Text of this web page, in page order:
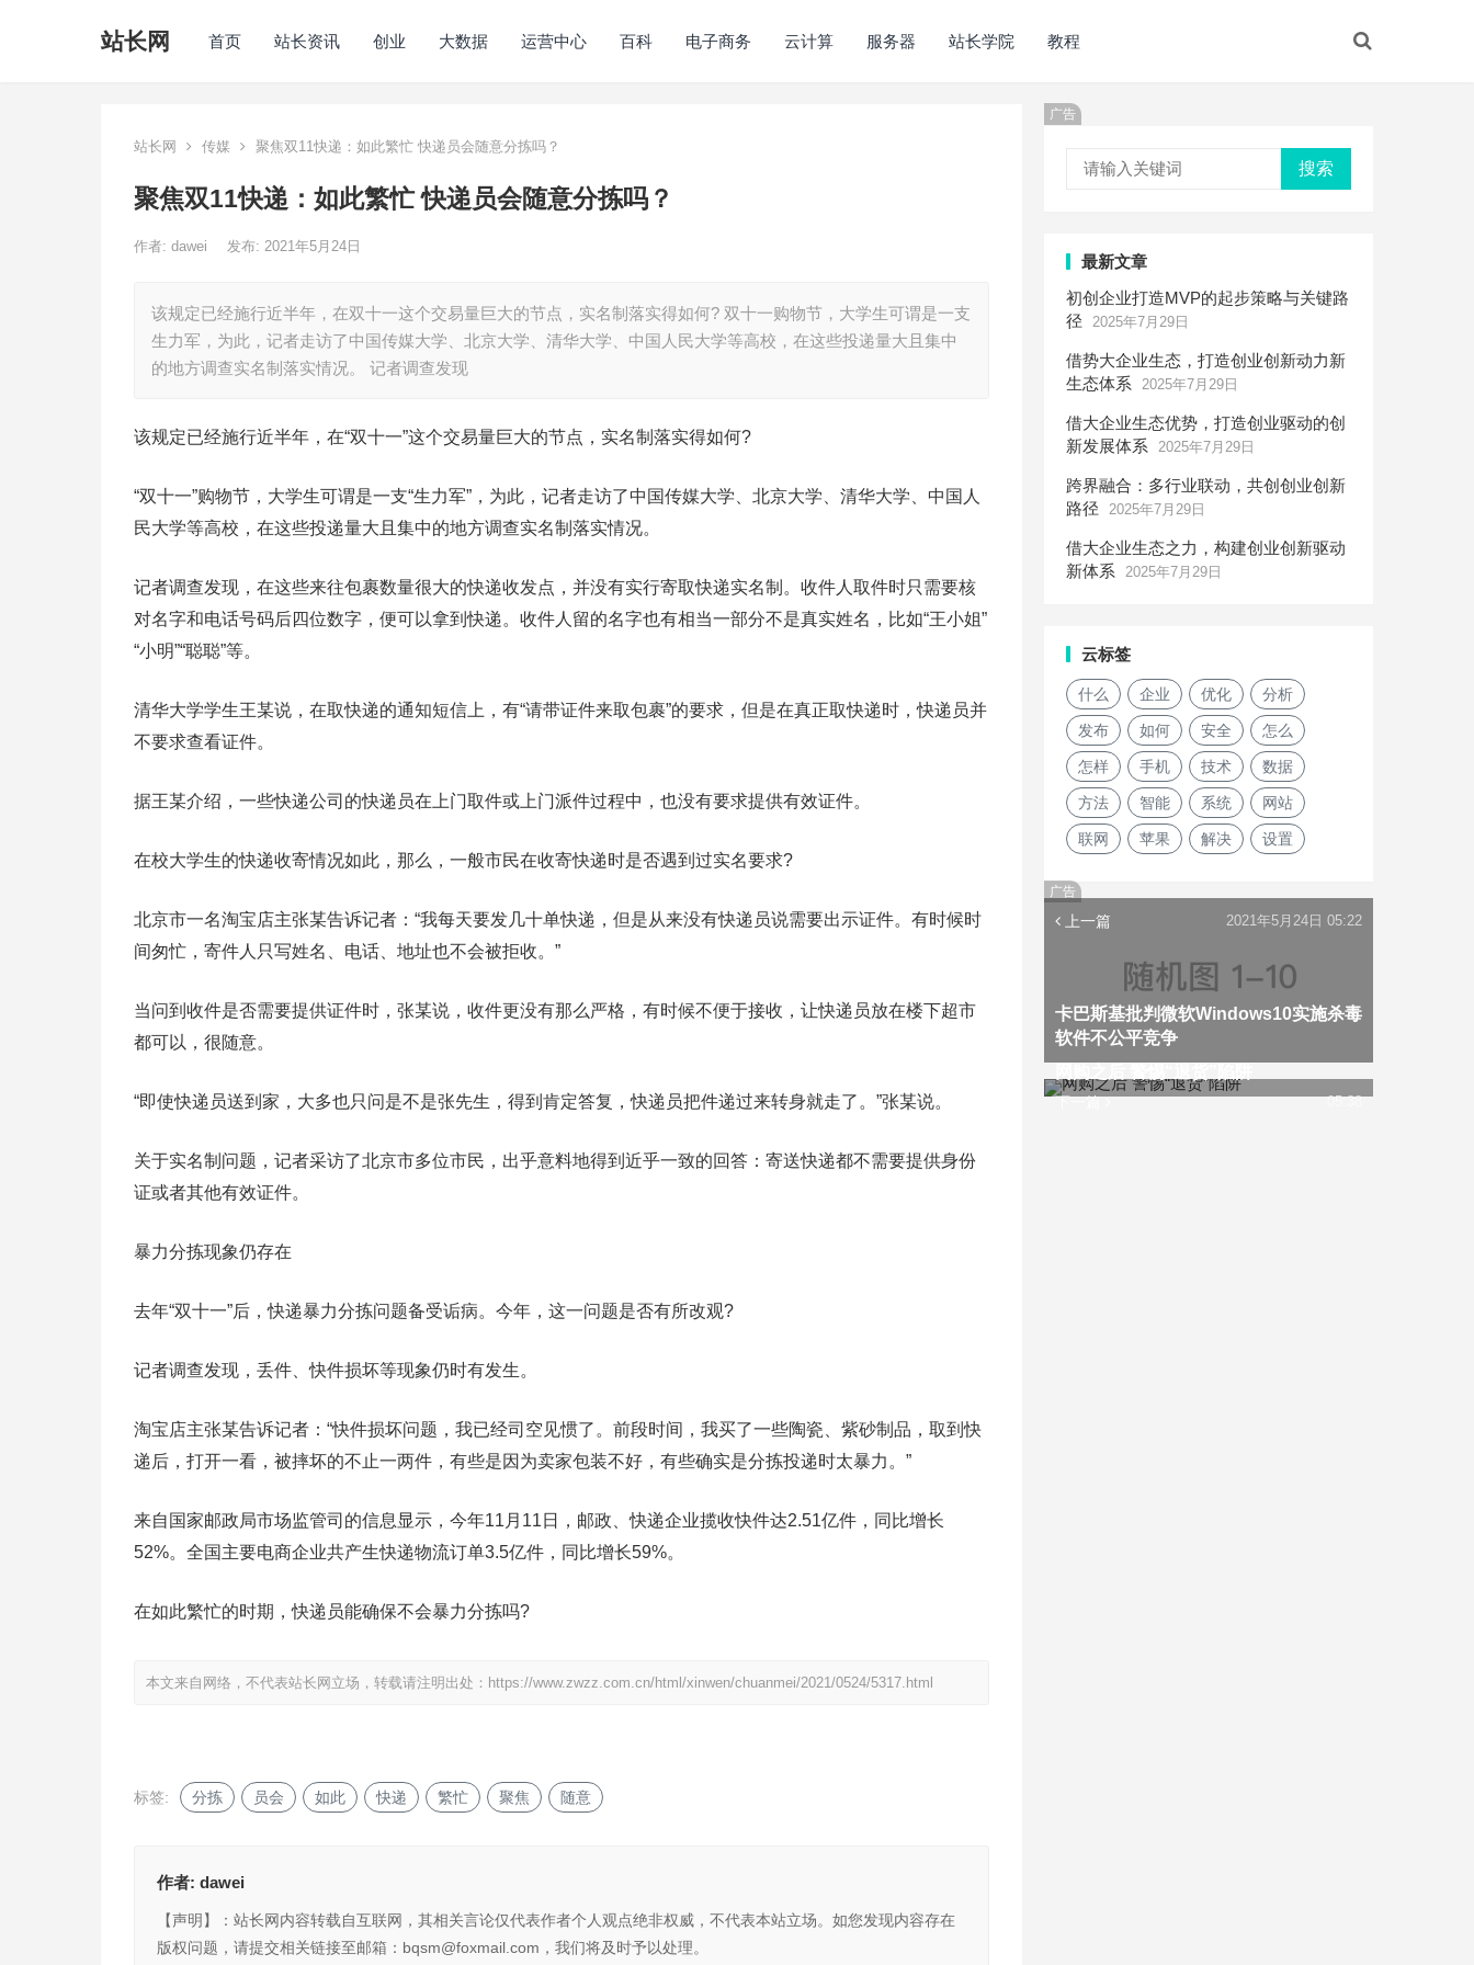
站长网 首页 站长资讯 创业 大数据 运营中心 百科 电子商务 云计算 服务器 站长学院 教程
站长网 传媒 聚焦双11快递：如此繁忙 快递员会随意分拣吗？
聚焦双11快递：如此繁忙 快递员会随意分拣吗？
作者: dawei 发布: 2021年5月24日
该规定已经施行近半年，在双十一这个交易量巨大的节点，实名制落实得如何? 双十一购物节，大学生可谓是一支
生力军，为此，记者走访了中国传媒大学、北京大学、清华大学、中国人民大学等高校，在这些投递量大且集中
的地方调查实名制落实情况。 记者调查发现
该规定已经施行近半年，在“双十一”这个交易量巨大的节点，实名制落实得如何?
“双十一”购物节，大学生可谓是一支“生力军”，为此，记者走访了中国传媒大学、北京大学、清华大学、中国人
民大学等高校，在这些投递量大且集中的地方调查实名制落实情况。
记者调查发现，在这些来往包裹数量很大的快递收发点，并没有实行寄取快递实名制。收件人取件时只需要核
对名字和电话号码后四位数字，便可以拿到快递。收件人留的名字也有相当一部分不是真实姓名，比如“王小姐”
“小明”“聪聪”等。
清华大学学生王某说，在取快递的通知短信上，有“请带证件来取包裹”的要求，但是在真正取快递时，快递员并
不要求查看证件。
据王某介绍，一些快递公司的快递员在上门取件或上门派件过程中，也没有要求提供有效证件。
在校大学生的快递收寄情况如此，那么，一般市民在收寄快递时是否遇到过实名要求?
北京市一名淘宝店主张某告诉记者：“我每天要发几十单快递，但是从来没有快递员说需要出示证件。有时候时
间匆忙，寄件人只写姓名、电话、地址也不会被拒收。”
当问到收件是否需要提供证件时，张某说，收件更没有那么严格，有时候不便于接收，让快递员放在楼下超市
都可以，很随意。
“即使快递员送到家，大多也只问是不是张先生，得到肯定答复，快递员把件递过来转身就走了。”张某说。
关于实名制问题，记者采访了北京市多位市民，出乎意料地得到近乎一致的回答：寄送快递都不需要提供身份
证或者其他有效证件。
暴力分拣现象仍存在
去年“双十一”后，快递暴力分拣问题备受诟病。今年，这一问题是否有所改观?
记者调查发现，丢件、快件损坏等现象仍时有发生。
淘宝店主张某告诉记者：“快件损坏问题，我已经司空见惯了。前段时间，我买了一些陶瓷、紫砂制品，取到快
递后，打开一看，被摔坏的不止一两件，有些是因为卖家包装不好，有些确实是分拣投递时太暴力。”
来自国家邮政局市场监管司的信息显示，今年11月11日，邮政、快递企业揽收快件达2.51亿件，同比增长
52%。全国主要电商企业共产生快递物流订单3.5亿件，同比增长59%。
在如此繁忙的时期，快递员能确保不会暴力分拣吗?
本文来自网络，不代表站长网立场，转载请注明出处： https://www.zwzz.com.cn/html/xinwen/chuanmei/2021/0524/5317.html
标签: 分拣 员会 如此 快递 繁忙 聚焦 随意
作者: dawei
【声明】：站长网内容转载自互联网，其相关言论仅代表作者个人观点绝非权威，不代表本站立场。如您发现内容存在
版权问题，请提交相关链接至邮箱：bqsm@foxmail.com，我们将及时予以处理。
广告
搜索
最新文章
初创企业打造MVP的起步策略与关键路
径
2025年7月29日
借势大企业生态，打造创业创新动力新
生态体系
2025年7月29日
借大企业生态优势，打造创业驱动的创
新发展体系
2025年7月29日
跨界融合：多行业联动，共创创业创新
路径
2025年7月29日
借大企业生态之力，构建创业创新驱动
新体系
2025年7月29日
云标签
什么 企业 优化 分析
发布 如何 安全 怎么
怎样 手机 技术 数据
方法 智能 系统 网站
联网 苹果 解决 设置
广告
上一篇
卡巴斯基批判微软Windows10实施杀毒
软件不公平竞争
2021年5月24日 05:22
下一篇 05:38